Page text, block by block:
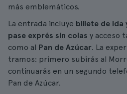
más emblemáticos.
La entrada incluye billete de ida
pase exprés sin colas y acceso
como al Pan de Azúcar. La
tramos: primero subirás al
continuarás en un segundo
Pan de Azúcar.